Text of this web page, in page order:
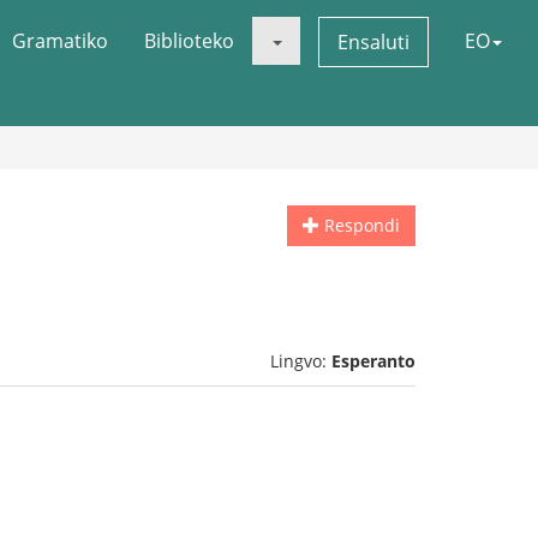
Gramatiko Biblioteko Ensaluti EO
Respondi
Lingvo: Esperanto